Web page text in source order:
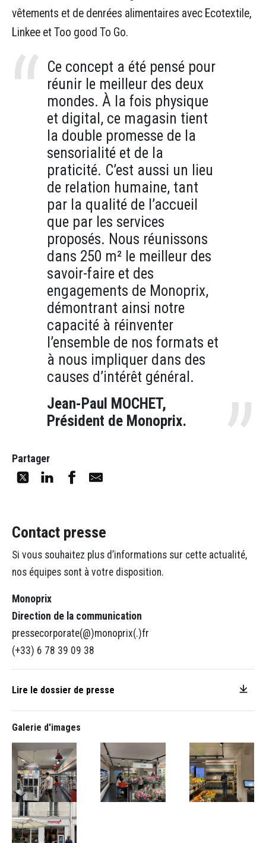
vêtements et de denrées alimentaires avec Ecotextile,
Linkee et Too good To Go.
Ce concept a été pensé pour
réunir le meilleur des deux
mondes. À la fois physique
et digital, ce magasin tient
la double promesse de la
sensorialité et de la
praticité. C’est aussi un lieu
de relation humaine, tant
par la qualité de l’accueil
que par les services
proposés. Nous réunissons
dans 250 m² le meilleur des
savoir-faire et des
engagements de Monoprix,
démontrant ainsi notre
capacité à réinventer
l’ensemble de nos formats et
à nous impliquer dans des
causes d’intérêt général.
Jean-Paul MOCHET,
Président de Monoprix.
Partager
Contact presse
Si vous souhaitez plus d’informations sur cette actualité,
nos équipes sont à votre disposition.
Monoprix
Direction de la communication
pressecorporate(@)monoprix(.)fr
(+33) 6 78 39 09 38
Lire le dossier de presse
Galerie d'images